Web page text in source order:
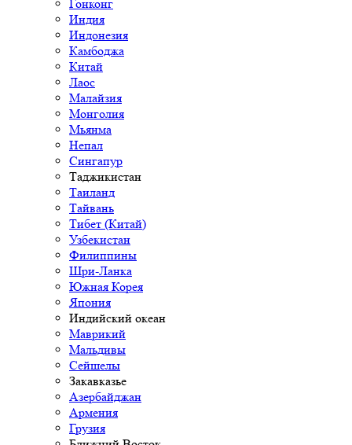
Гонконг
Индия
Индонезия
Камбоджа
Китай
Лаос
Малайзия
Монголия
Мьянма
Непал
Сингапур
Таджикистан
Таиланд
Тайвань
Тибет (Китай)
Узбекистан
Филиппины
Шри-Ланка
Южная Корея
Япония
Индийский океан
Маврикий
Мальдивы
Сейшелы
Закавказье
Азербайджан
Армения
Грузия